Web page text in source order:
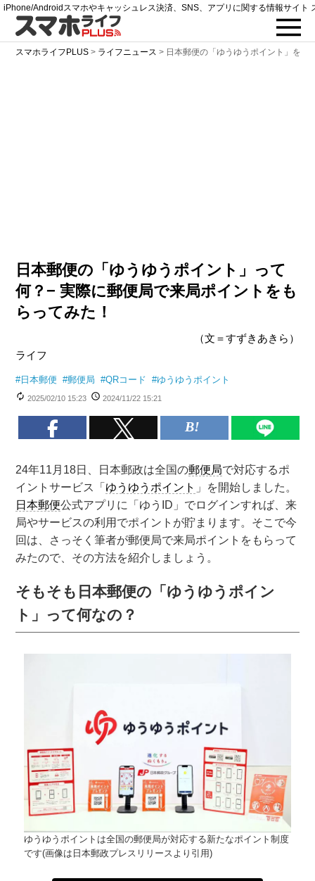
iPhone/Androidスマホやキャッシュレス決済、SNS、アプリに関する情報サイト
スマホライフPLUS > ライフニュース > 日本郵便の「ゆうゆうポイント」をも
日本郵便の「ゆうゆうポイント」って
何？− 実際に郵便局で来局ポイントをも
らってみた！
（文＝すずきあきら）
ライフ
#日本郵便 #郵便局 #QRコード #ゆうゆうポイント
2025/02/10 15:23 2024/11/22 15:21
24年11月18日、日本郵政は全国の郵便局で対応するポ
イントサービス「 ゆうゆうポイント 」を開始しました。
日本郵便公式アプリに「ゆうID」でログインすれば、来
局やサービスの利用でポイントが貯まります。そこで今
回は、さっそく筆者が郵便局で来局ポイントをもらって
みたので、その方法を紹介しましょう。
そもそも日本郵便の「ゆうゆうポイン
ト」って何なの？
ゆうゆうポイントは全国の郵便局が対応する新たなポイント制度
です(画像は日本郵政プレスリリースより引用)